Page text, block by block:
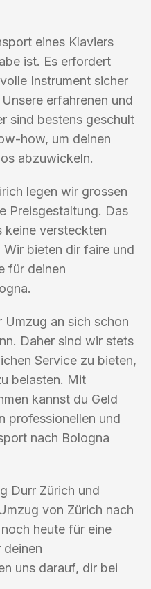
eines Klaviers
ist. Es erfordert
Instrument sicher
erfahrenen und
sind bestens geschult
how, um deinen
abzuwickeln.
legen wir grossen
Preisgestaltung. Das
keine versteckten
bieten dir faire und
für deinen
Umzug an sich schon
Daher sind wir stets
Service zu bieten,
belasten. Mit
kannst du Geld
professionellen und
nach Bologna
Durr Zürich und
von Zürich nach
heute für eine
uns darauf, dir bei